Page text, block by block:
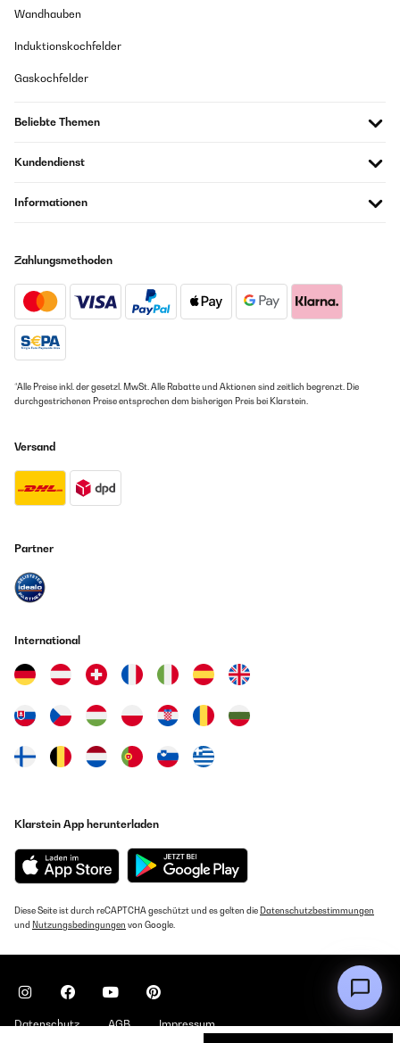
Wandhauben
Induktionskochfelder
Gaskochfelder
Beliebte Themen
Kundendienst
Informationen
Zahlungsmethoden
*Alle Preise inkl. der gesetzl. MwSt. Alle Rabatte und Aktionen sind zeitlich begrenzt. Die
durchgestrichenen Preise entsprechen dem bisherigen Preis bei Klarstein.
Versand
Partner
International
Klarstein App herunterladen
Diese Seite ist durch reCAPTCHA geschützt und es gelten die Datenschutzbestimmungen
und Nutzungsbedingungen von Google.
Datenschutz AGB Impressum